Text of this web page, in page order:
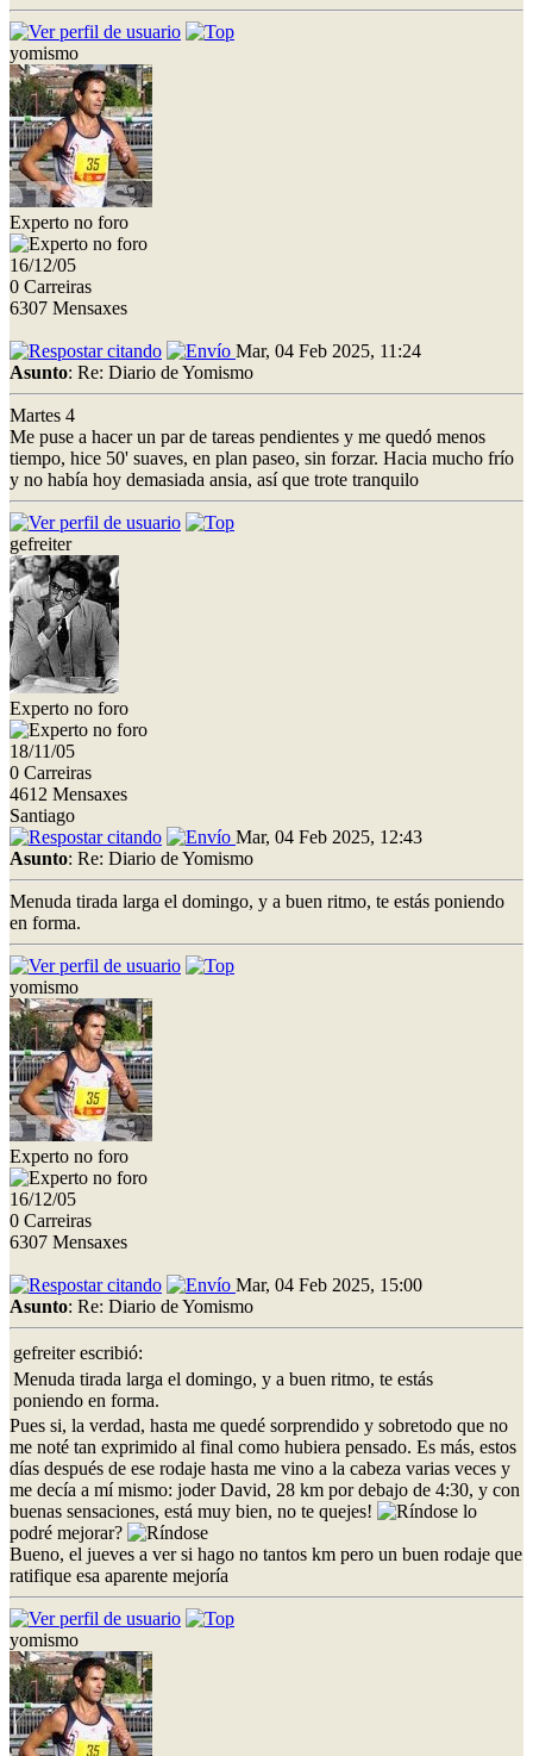
yomismo
Experto no foro
16/12/05
0 Carreiras
6307 Mensaxes
Mar, 04 Feb 2025, 11:24
Asunto: Re: Diario de Yomismo
Martes 4
Me puse a hacer un par de tareas pendientes y me quedó menos
tiempo, hice 50' suaves, en plan paseo, sin forzar. Hacia mucho frío
y no había hoy demasiada ansia, así que trote tranquilo
gefreiter
Experto no foro
18/11/05
0 Carreiras
4612 Mensaxes
Santiago
Mar, 04 Feb 2025, 12:43
Asunto: Re: Diario de Yomismo
Menuda tirada larga el domingo, y a buen ritmo, te estás poniendo
en forma.
yomismo
Experto no foro
16/12/05
0 Carreiras
6307 Mensaxes
Mar, 04 Feb 2025, 15:00
Asunto: Re: Diario de Yomismo
gefreiter escribió:
Menuda tirada larga el domingo, y a buen ritmo, te estás
poniendo en forma.
Pues si, la verdad, hasta me quedé sorprendido y sobretodo que no
me noté tan exprimido al final como hubiera pensado. Es más, estos
días después de ese rodaje hasta me vino a la cabeza varias veces y
me decía a mí mismo: joder David, 28 km por debajo de 4:30, y con
buenas sensaciones, está muy bien, no te quejes!
lo
podré mejorar?
Bueno, el jueves a ver si hago no tantos km pero un buen rodaje que
ratifique esa aparente mejoría
yomismo